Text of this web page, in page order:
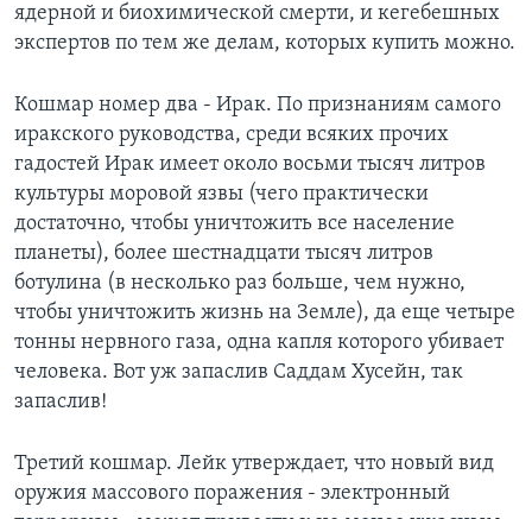
ядерной и биохимической смерти, и кегебешных
экспертов по тем же делам, которых купить можно.
Кошмар номер два - Ирак. По признаниям самого
иракского руководства, среди всяких прочих
гадостей Ирак имеет около восьми тысяч литров
культуры моровой язвы (чего практически
достаточно, чтобы уничтожить все население
планеты), более шестнадцати тысяч литров
ботулина (в несколько раз больше, чем нужно,
чтобы уничтожить жизнь на Земле), да еще четыре
тонны нервного газа, одна капля которого убивает
человека. Вот уж запаслив Саддам Хусейн, так
запаслив!
Третий кошмар. Лейк утверждает, что новый вид
оружия массового поражения - электронный